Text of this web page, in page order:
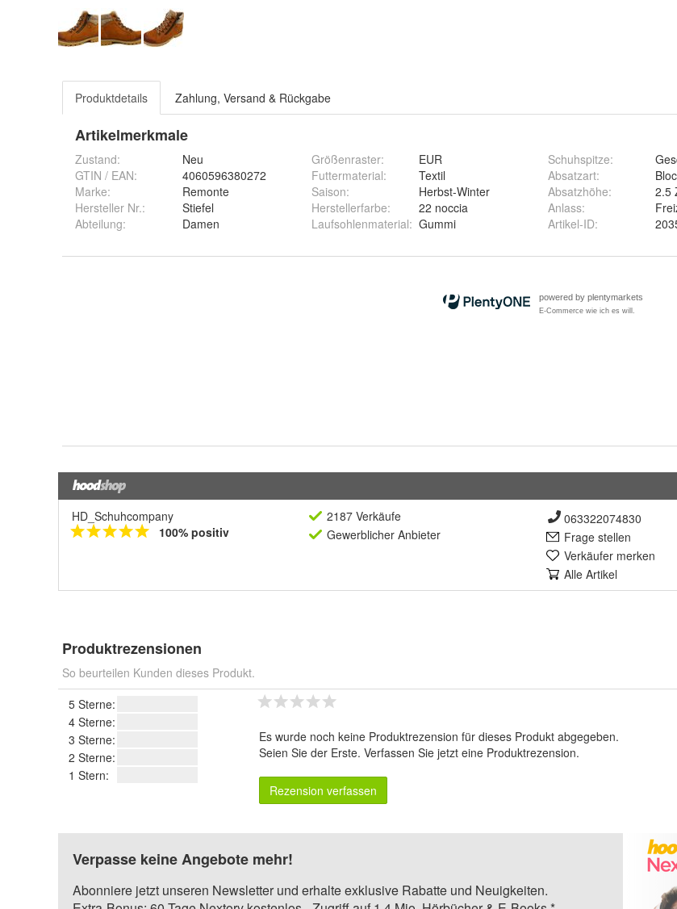
Produktdetails Zahlung, Versand & Rückgabe
Artikelmerkmale
Zustand:
Neu
GTIN / EAN:
4060596380272
Marke:
Remonte
Hersteller Nr.:
Stiefel
Abteilung: Damen
Größenraster:
EUR
Futtermaterial:
Textil
Saison:
Herbst-Winter
Herstellerfarbe:
22 noccia
Laufsohlenmaterial: Gummi
Schuhspitze:
Absatzart:
Absatzhöhe:
2.5
Anlass:
Artikel-ID:
HD_Schuhcompany
100% positiv
2187 Verkäufe
Gewerblicher Anbieter
063322074830
Frage stellen
Verkäufer merken
Alle Artikel
Produktrezensionen
So beurteilen Kunden dieses Produkt.
5 Sterne:
4 Sterne:
3 Sterne:
2 Sterne:
1 Stern:
Es wurde noch keine Produktrezension für dieses Produkt abgegeben.
Seien Sie der Erste. Verfassen Sie jetzt eine Produktrezension.
Rezension verfassen
Verpasse keine Angebote mehr!
Abonniere jetzt unseren Newsletter und erhalte exklusive Rabatte und Neuigkeiten.